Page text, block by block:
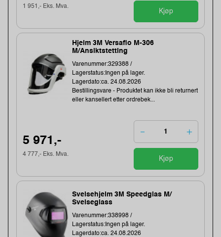
1 951,- Eks. Mva.
Kjøp
Hjelm 3M Versaflo M-306
M/Ansiktstetting
Varenummer:329388 /
Lagerstatus:Ingen på lager.
Lagerdato:ca. 24.08.2026
Bestillingsvare - Produktet kan ikke bli returnert
eller kansellert etter ordrebek...
5 971,-
4 777,- Eks. Mva.
Kjøp
Sveisehjelm 3M Speedglas M/
Sveiseglass
Varenummer:338998 /
Lagerstatus:Ingen på lager.
Lagerdato:ca. 24.08.2026